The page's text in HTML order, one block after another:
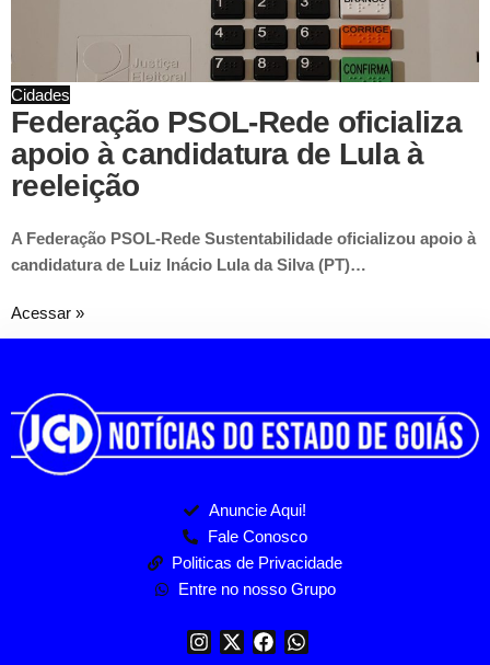
Cidades
Federação PSOL-Rede oficializa
apoio à candidatura de Lula à
reeleição
A Federação PSOL-Rede Sustentabilidade oficializou apoio à
candidatura de Luiz Inácio Lula da Silva (PT)…
Acessar »
Anuncie Aqui!
Fale Conosco
Politicas de Privacidade
Entre no nosso Grupo